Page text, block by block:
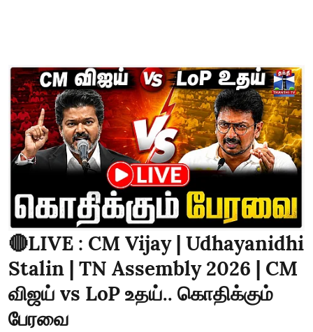
🔴LIVE : CM Vijay | Udhayanidhi
Stalin | TN Assembly 2026 | CM
விஜய் vs LoP உதய்.. கொதிக்கும்
பேரவை